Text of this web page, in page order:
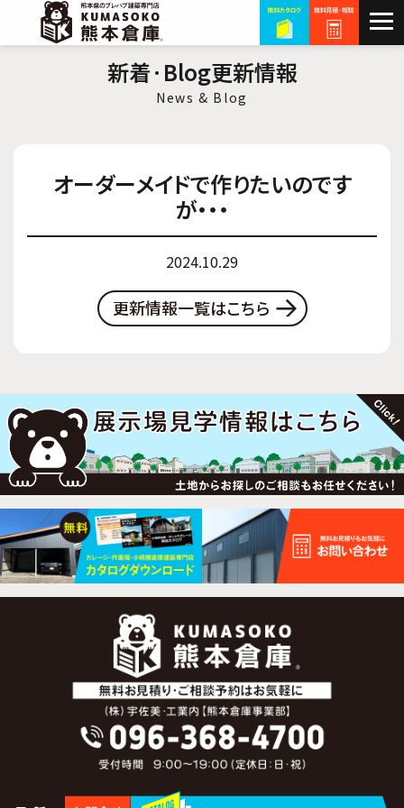
新着·Blog更新情報
News & Blog
オーダーメイドで作りたいのです
が・・・
2024.10.29
更新情報一覧はこちら